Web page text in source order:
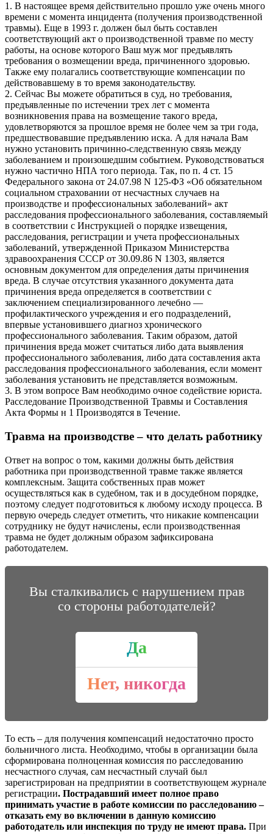
1. В настоящее время действительно прошло уже очень много
времени с момента инцидента (получения производственной
травмы). Еще в 1993 г. должен был быть составлен
соответствующий акт о производственной травме по месту
работы, на основе которого Ваш муж мог предъявлять
требования о возмещении вреда, причиненного здоровью.
Также ему полагались соответствующие компенсации по
действовавшему в то время законодательству.
2. Сейчас Вы можете обратиться в суд, но требования,
предъявленные по истечении трех лет с момента
возникновения права на возмещение такого вреда,
удовлетворяются за прошлое время не более чем за три года,
предшествовавшие предъявлению иска. А для начала Вам
нужно установить причинно-следственную связь между
заболеванием и произошедшим событием. Руководствоваться
нужно частично НПА того периода. Так, по п. 4 ст. 15
Федерального закона от 24.07.98 N 125-ФЗ «Об обязательном
социальном страховании от несчастных случаев на
производстве и профессиональных заболеваний» акт
расследования профессионального заболевания, составляемый
в соответствии с Инструкцией о порядке извещения,
расследования, регистрации и учета профессиональных
заболеваний, утвержденной Приказом Министерства
здравоохранения СССР от 30.09.86 N 1303, является
основным документом для определения даты причинения
вреда. В случае отсутствия указанного документа дата
причинения вреда определяется в соответствии с
заключением специализированного лечебно —
профилактического учреждения и его подразделений,
впервые установившего диагноз хронического
профессионального заболевания. Таким образом, датой
причинения вреда может считаться либо дата выявления
профессионального заболевания, либо дата составления акта
расследования профессионального заболевания, если момент
заболевания установить не представляется возможным.
3. В этом вопросе Вам необходимо очное содействие юриста.
Расследование Производственной Травмы и Составления
Акта Формы н 1 Производятся в Течение.
Травма на производстве – что делать работнику
Ответ на вопрос о том, какими должны быть действия
работника при производственной травме также является
комплексным. Защита собственных прав может
осуществляться как в судебном, так и в досудебном порядке,
поэтому следует подготовиться к любому исходу процесса. В
первую очередь следует отметить, что никакие компенсации
сотруднику не будут начислены, если производственная
травма не будет должным образом зафиксирована
работодателем.
Вы сталкивались с нарушением прав
со стороны работодателей?
Да
Нет, никогда
То есть – для получения компенсаций недостаточно просто
больничного листа. Необходимо, чтобы в организации была
сформирована полноценная комиссия по расследованию
несчастного случая, сам несчастный случай был
зарегистрирован на предприятии в соответствующем журнале
регистрации. Пострадавший имеет полное право
принимать участие в работе комиссии по расследованию –
отказать ему во включении в данную комиссию
работодатель или инспекция по труду не имеют права. При